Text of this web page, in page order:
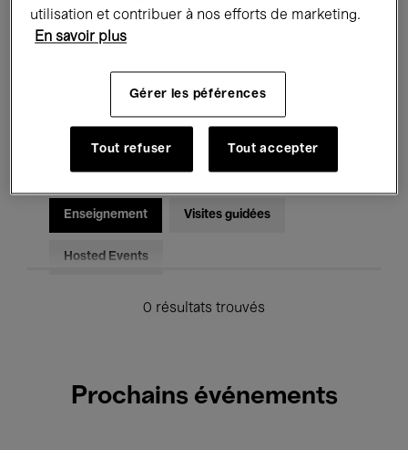
Rencontres & Débats Jazz
Musique électronique
Pour tous Kids’ Palace
Enseignement Visites guidées
Hosted Events
0 résultats trouvés
Prochains événements
utilisation et contribuer à nos efforts de marketing.
En savoir plus
Gérer les péférences
Tout refuser Tout accepter